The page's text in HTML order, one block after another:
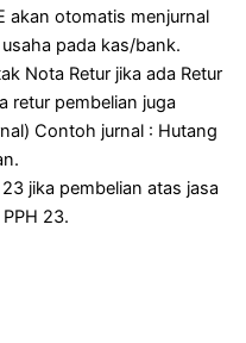
akan otomatis menjurnal
pada kas/bank.
Nota Retur jika ada Retur
retur pembelian juga
Contoh jurnal : Hutang
jika pembelian atas jasa
23.